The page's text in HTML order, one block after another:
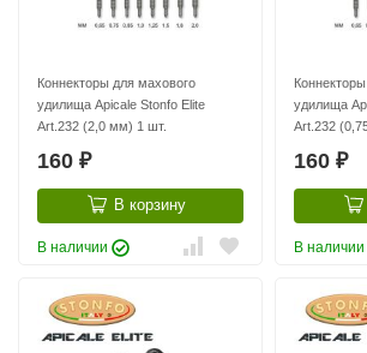
Коннекторы для махового
удилища Apicale Stonfo Elite
Art.232 (2,0 мм) 1 шт.
160 ₽
В корзину
В наличии
удилища
Art.232
160 ₽
В наличии